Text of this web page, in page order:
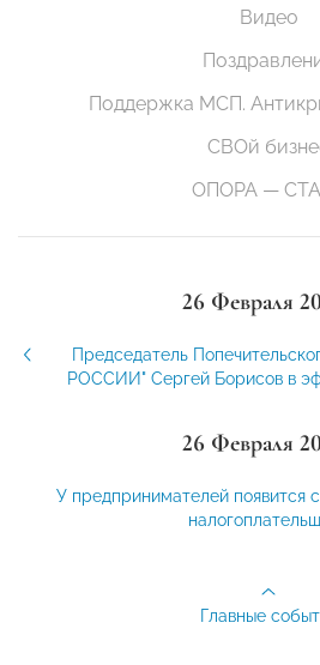
Видео
Поддержка МСП.
СВОй
ОПОРА —
26 Февраля
Председатель
РОССИИ" Сергей Борисов в
26 Февраля
У предпринимателей появится
Главные